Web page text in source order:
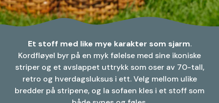
Et stoff med like mye karakter som sjarm.
Kordfløyel byr på en myk følelse med sine ikoniske
striper og et avslappet uttrykk som oser av 70-tall,
retro og hverdagsluksus i ett. Velg mellom ulike
bredder på stripene, og la sofaen kles i et stoff som